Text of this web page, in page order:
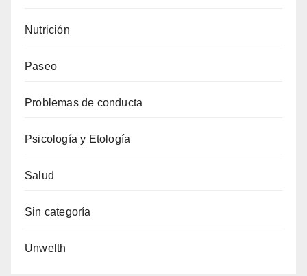
Nutrición
Paseo
Problemas de conducta
Psicología y Etología
Salud
Sin categoría
Unwelth